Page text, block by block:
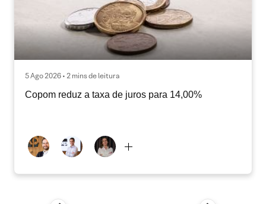
5 Ago 2026 • 2 mins de leitura
Copom reduz a taxa de juros para 14,00%